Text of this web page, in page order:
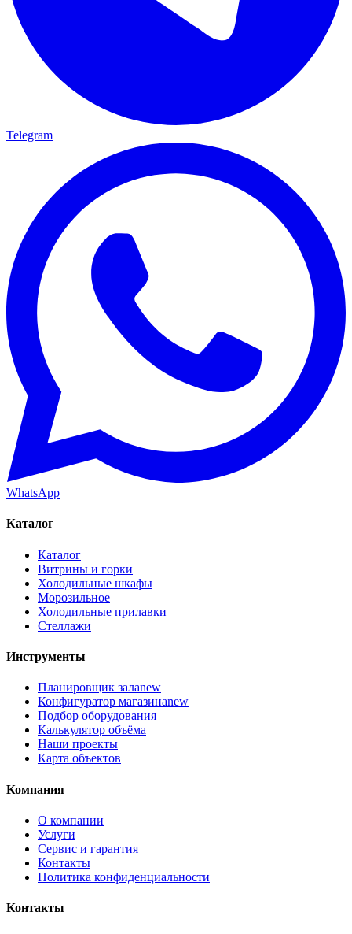
Telegram
WhatsApp
Каталог
Каталог
Витрины и горки
Холодильные шкафы
Морозильное
Холодильные прилавки
Стеллажи
Инструменты
Планировщик залаnew
Конфигуратор магазинаnew
Подбор оборудования
Калькулятор объёма
Наши проекты
Карта объектов
Компания
О компании
Услуги
Сервис и гарантия
Контакты
Политика конфиденциальности
Контакты